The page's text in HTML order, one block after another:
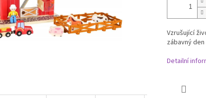
Vzrušující
zábavný
Detailní